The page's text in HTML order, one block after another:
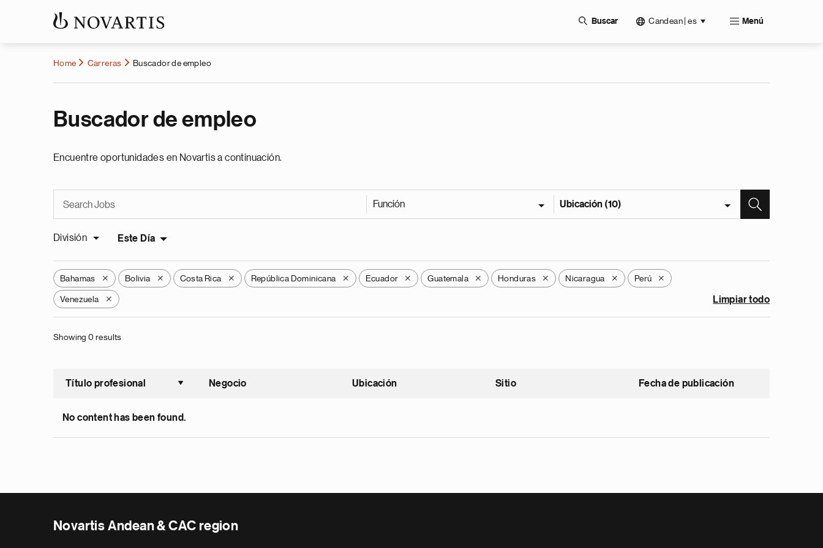
Buscar Candean | es Menú
Home Carreras Buscador de empleo
Buscador de empleo
Encuentre oportunidades en Novartis a continuación.
Función Ubicación (10)
División Este Día
Bahamas X Bolivia X Costa Rica X República Dominicana X Ecuador X Guatemala X Honduras X Nicaragua X Perú X
Venezuela X Limpiar todo
Showing 0 results
Título profesional
Ordenar ascendente
Negocio Ubicación Sitio Fecha de publicación
No content has been found.
Novartis Andean & CAC region